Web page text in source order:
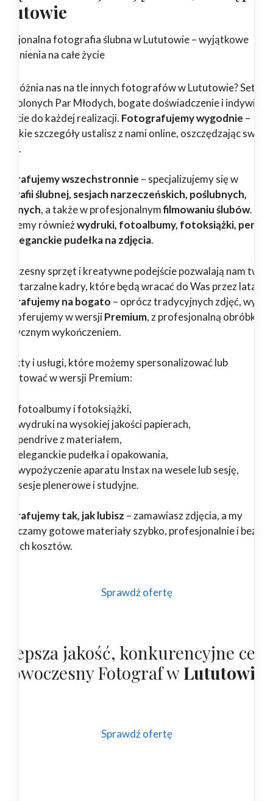
fotografia ślubna w Lututowie – wyjątkowe
na całe życie
nas na tle innych fotografów w Lututowie? Setki
Par Młodych, bogate doświadczenie i
do każdej realizacji. Fotografujemy wygodnie –
szczegóły ustalisz z nami online, oszczędzając swój
wszechstronnie – specjalizujemy się w
ślubnej, sesjach narzeczeńskich, poślubnych,
, a także w profesjonalnymfilmowaniu ślubów.
równieżwydruki, fotoalbumy, fotoksiążki,
eleganckie pudełka na zdjęcia.
sprzęt i kreatywne podejście pozwalają nam
kadry, które będą wracać do Was przez lata.
na bogato – oprócz tradycyjnych zdjęć,
oferujemy w wersjiPremium, z profesjonalną obróbką i
wykończeniem.
i usługi, które możemy spersonalizować lub
w wersji Premium:
fotoalbumy i fotoksiążki,
wydruki na wysokiej jakości papierach,
pendrive z materiałem,
eleganckie pudełka i opakowania,
wypożyczenie aparatu Instax na wesele lub sesję,
sesje plenerowe i studyjne.
tak, jak lubisz – zamawiasz zdjęcia, a my
gotowe materiały szybko, profesjonalnie i bez
kosztów.
Sprawdź ofertę
jakość, konkurencyjne ceny
Fotograf wLututowie
Sprawdź ofertę